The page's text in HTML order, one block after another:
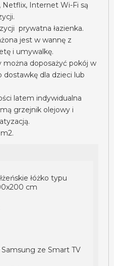
Netflix, Internet Wi-Fi są
prywatna łazienka.
jest w wannę z
i umywalkę.
można doposażyć pokój w
dostawkę dla dzieci lub
latem indywidualna
grzejnik olejowy i
łóżko typu
cm
Samsung ze Smart TV